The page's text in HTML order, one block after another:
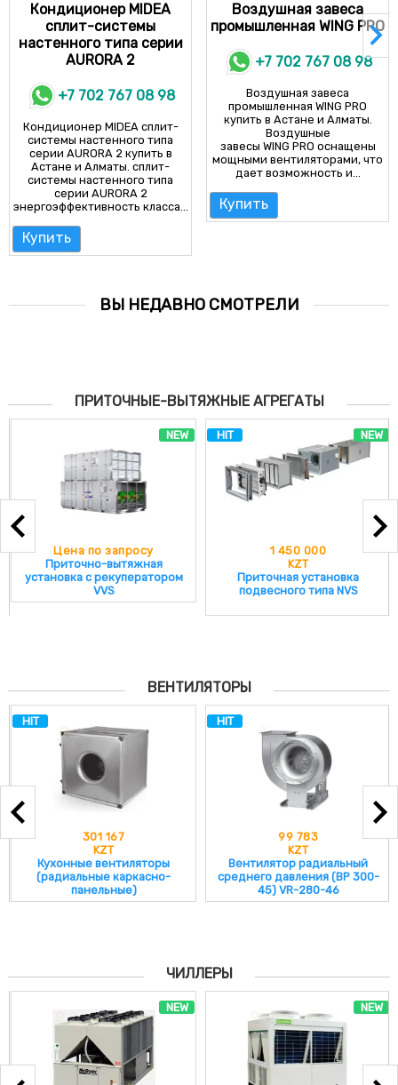
Кондиционер MIDEA
cплит-системы
настенного типа серии
AURORA 2
+7 702 767 08 98
Кондиционер MIDEA cплит-
системы настенного типа
серии AURORA 2 купить в
Астане и Алматы. сплит-
системы настенного типа
серии AURORA 2
энергоэффективность класса...
Купить
Воздушная завеса
промышленная WING PRO
+7 702 767 08 98
Воздушная завеса
промышленная WING PRO
купить в Астане и Алматы.
Воздушные
завесы WING PRO оснащены
мощными вентиляторами, что
дает возможность и...
Купить
ВЫ НЕДАВНО СМОТРЕЛИ
ПРИТОЧНЫЕ-ВЫТЯЖНЫЕ АГРЕГАТЫ
NEW
Цена по запросу
Приточно-вытяжная
установка с рекуператором
VVS
NEW
HIT
1 450 000
KZT
Приточная установка
подвесного типа NVS
ВЕНТИЛЯТОРЫ
HIT
301 167
KZT
Кухонные вентиляторы
(радиальные каркасно-
панельные)
HIT
99 783
KZT
Вентилятор радиальный
среднего давления (ВР 300-
45) VR-280-46
ЧИЛЛЕРЫ
NEW NEW